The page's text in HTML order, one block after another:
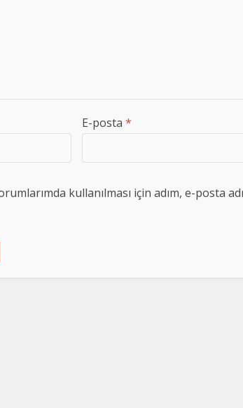
E-posta *
kullanılması için adım, e-posta